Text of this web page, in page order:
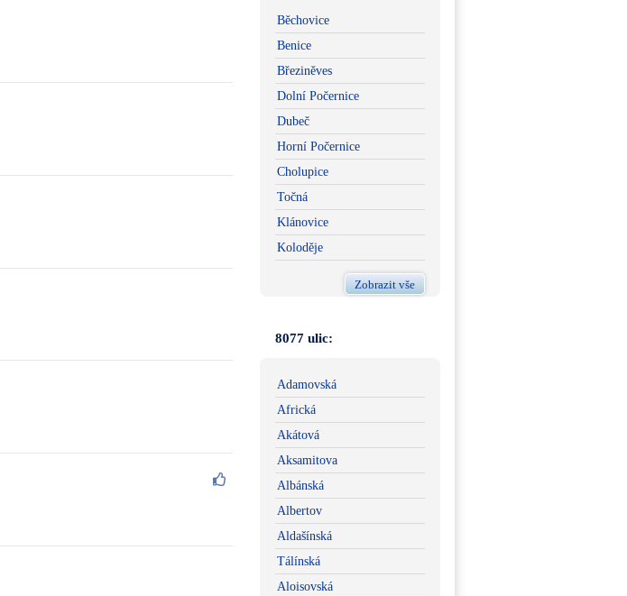
Běchovice
Benice
Březiněves
Dolní Počernice
Dubeč
Horní Počernice
Cholupice
Točná
Klánovice
Koloděje
Zobrazit vše
8077 ulic:
Adamovská
Africká
Akátová
Aksamitova
Albánská
Albertov
Aldašínská
Tálínská
Aloisovská